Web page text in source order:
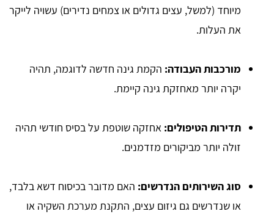
מיוחד (למשל, עצים גדולים או צמחים נדירים) עשויה לייקר
את העלות.
מורכבות העבודה: הקמת גינה חדשה לדוגמה, תהיה
יקרה יותר מאחזקת גינה קיימת.
תדירות הטיפולים: אחזקה שוטפת על בסיס חודשי תהיה
זולה יותר מביקורים מזדמנים.
סוג השירותים הנדרשים: האם מדובר בכיסוח דשא בלבד,
או שנדרשים גם גיזום עצים, התקנת מערכת השקיה או